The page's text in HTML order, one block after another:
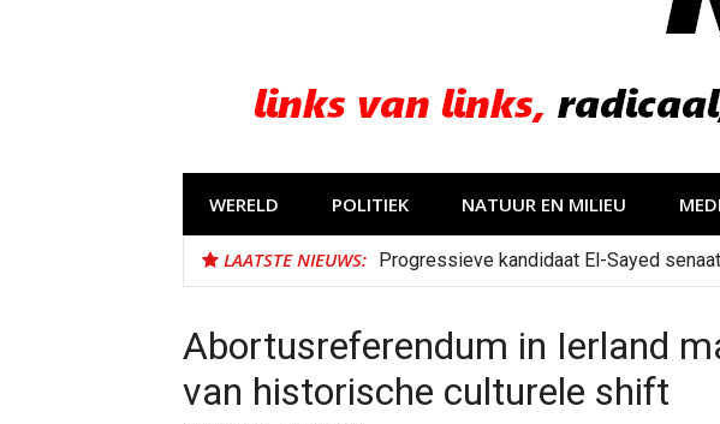
WERELD POLITIEK NATUUR EN MILIEU
LAATSTE NIEUWS: Progressieve kandidaat El-Sayed
Abortusreferendum in Ierland
van historische culturele shift